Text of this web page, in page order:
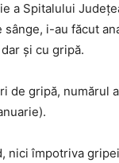
a Spitalului
i-au făcut
și cu gripă.
de gripă, numărul
nici împotriva